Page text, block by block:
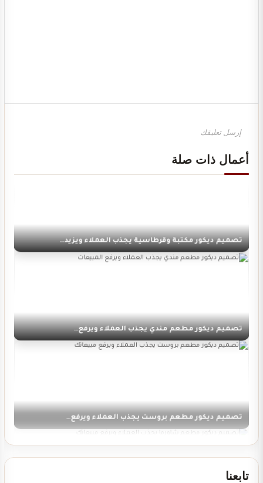
أعمال ذات صلة
تصميم ديكور مكتبة وقرطاسية يجذب العملاء ويزيد…
تصميم ديكور مطعم مندي يجذب العملاء ويرفع…
تصميم ديكور مطعم بروست يجذب العملاء ويرفع…
تابعنا